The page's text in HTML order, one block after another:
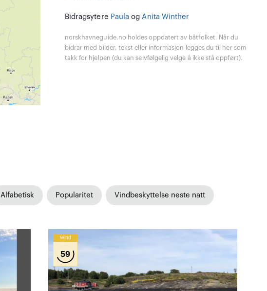
Bidragsytere Paula og Anita Winther
norskhavneguide.no holdes oppdatert av båtfolket. Når du
bidrar med bilder, tekst eller informasjon legges du til her som
takk for hjelpen (du kan selvfølgelig velge å ikke stå oppført).
Alfabetisk Popularitet Vindbeskyttelse neste natt
Wind
59